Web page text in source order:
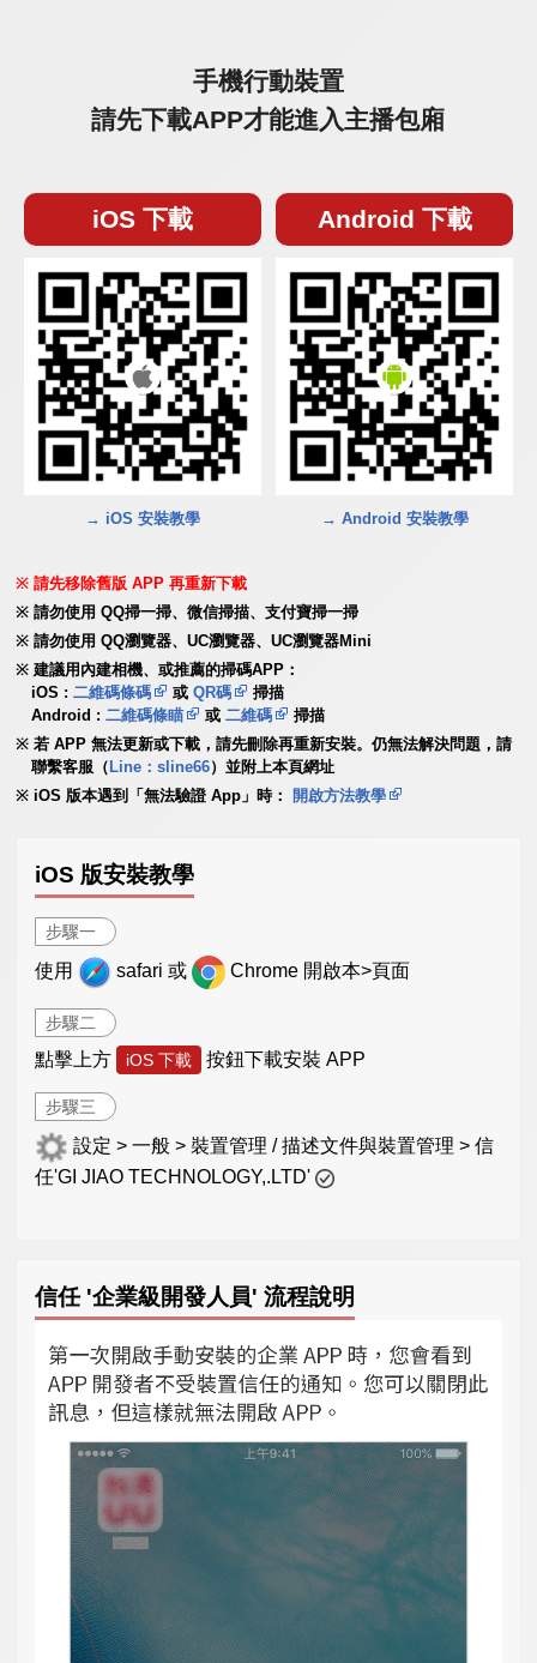
手機行動裝置
請先下載APP才能進入主播包廂
iOS 下載
→ iOS 安裝教學
Android 下載
→ Android 安裝教學
請先移除舊版 APP 再重新下載
請勿使用 QQ掃一掃、微信掃描、支付寶掃一掃
請勿使用 QQ瀏覽器、UC瀏覽器、UC瀏覽器Mini
建議用內建相機、或推薦的掃碼APP：
iOS :二維碼條碼 或QR碼
掃描
Android :二維碼條瞄 或二維碼
掃描
若 APP 無法更新或下載，請先刪除再重新安裝。仍無法解決問題，請
聯繫客服（ Line：sline66）並附上本頁網址
iOS 版本遇到「無法驗證 App」時：
開啟方法教學
iOS 版安裝教學
步驟一
使用 safari 或 Chrome 開啟本>頁面
步驟二
點擊上方 iOS 下載 按鈕下載安裝 APP
步驟三
設定 > 一般 > 裝置管理 / 描述文件與裝置管理 > 信
任'GI JIAO TECHNOLOGY,.LTD'
信任 '企業級開發人員' 流程說明